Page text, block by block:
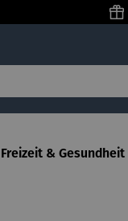
Freizeit & Gesundheit